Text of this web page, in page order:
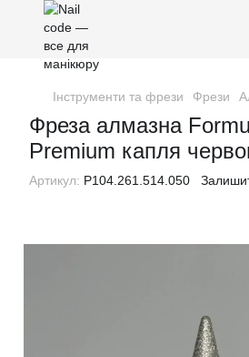
Інструменти та фрези Фрези
Фреза алмазна
Premium капля
Артикул: P104.261.514.050